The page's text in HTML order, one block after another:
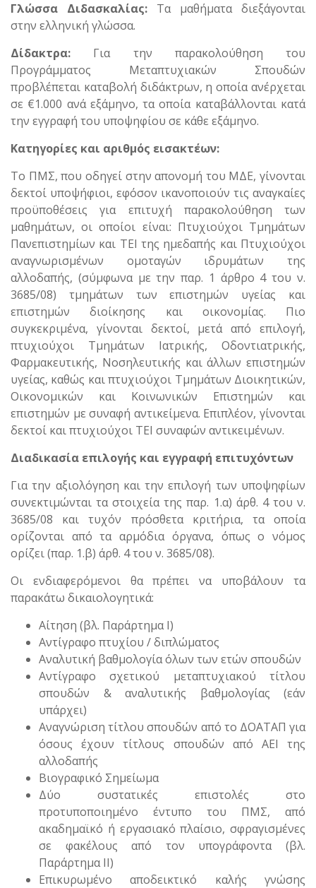
Γλώσσα Διδασκαλίας: Τα μαθήματα διεξάγονται
στην ελληνική γλώσσα.
Δίδακτρα: Για την παρακολούθηση του
Προγράμματος Μεταπτυχιακών Σπουδών
προβλέπεται καταβολή διδάκτρων, η οποία ανέρχεται
σε €1.000 ανά εξάμηνο, τα οποία καταβάλλονται κατά
την εγγραφή του υποψηφίου σε κάθε εξάμηνο.
Κατηγορίες και αριθμός εισακτέων:
Το ΠΜΣ, που οδηγεί στην απονομή του ΜΔΕ, γίνονται
δεκτοί υποψήφιοι, εφόσον ικανοποιούν τις αναγκαίες
προϋποθέσεις για επιτυχή παρακολούθηση των
μαθημάτων, οι οποίοι είναι: Πτυχιούχοι Τμημάτων
Πανεπιστημίων και ΤΕΙ της ημεδαπής και Πτυχιούχοι
αναγνωρισμένων ομοταγών ιδρυμάτων της
αλλοδαπής, (σύμφωνα με την παρ. 1 άρθρο 4 του ν.
3685/08) τμημάτων των επιστημών υγείας και
επιστημών διοίκησης και οικονομίας. Πιο
συγκεκριμένα, γίνονται δεκτοί, μετά από επιλογή,
πτυχιούχοι Τμημάτων Ιατρικής, Οδοντιατρικής,
Φαρμακευτικής, Νοσηλευτικής και άλλων επιστημών
υγείας, καθώς και πτυχιούχοι Τμημάτων Διοικητικών,
Οικονομικών και Κοινωνικών Επιστημών και
επιστημών με συναφή αντικείμενα. Επιπλέον, γίνονται
δεκτοί και πτυχιούχοι ΤΕΙ συναφών αντικειμένων.
Διαδικασία επιλογής και εγγραφή επιτυχόντων
Για την αξιολόγηση και την επιλογή των υποψηφίων
συνεκτιμώνται τα στοιχεία της παρ. 1.α) άρθ. 4 του ν.
3685/08 και τυχόν πρόσθετα κριτήρια, τα οποία
ορίζονται από τα αρμόδια όργανα, όπως ο νόμος
ορίζει (παρ. 1.β) άρθ. 4 του ν. 3685/08).
Οι ενδιαφερόμενοι θα πρέπει να υποβάλουν τα
παρακάτω δικαιολογητικά:
Αίτηση (βλ. Παράρτημα Ι)
Αντίγραφο πτυχίου / διπλώματος
Αναλυτική βαθμολογία όλων των ετών σπουδών
Αντίγραφο σχετικού μεταπτυχιακού τίτλου
σπουδών & αναλυτικής βαθμολογίας (εάν
υπάρχει)
Αναγνώριση τίτλου σπουδών από το ΔΟΑΤΑΠ για
όσους έχουν τίτλους σπουδών από ΑΕΙ της
αλλοδαπής
Βιογραφικό Σημείωμα
Δύο συστατικές επιστολές στο
προτυποποιημένο έντυπο του ΠΜΣ, από
ακαδημαϊκό ή εργασιακό πλαίσιο, σφραγισμένες
σε φακέλους από τον υπογράφοντα (βλ.
Παράρτημα ΙΙ)
Επικυρωμένο αποδεικτικό καλής γνώσης